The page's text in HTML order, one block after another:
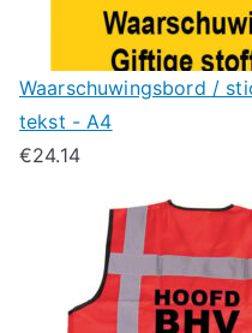
Waarschuwingsbord /
tekst - A4
€24.14